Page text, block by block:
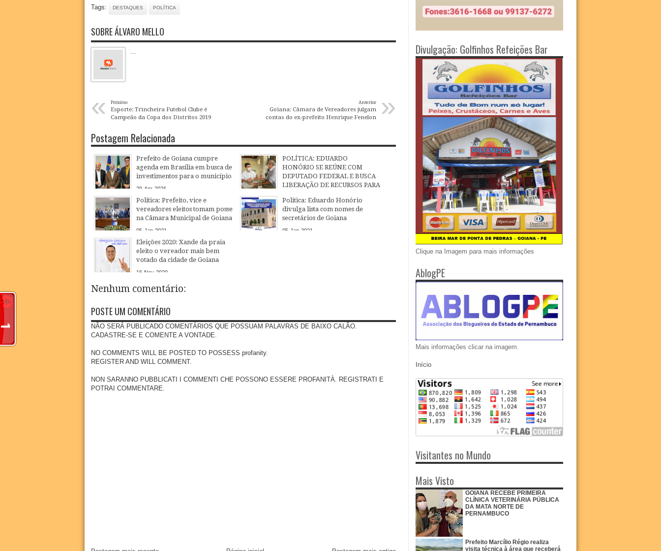
Tags: DESTAQUES POLÍTICA
SOBRE ÁLVARO MELLO
...
« Próximo
Esporte: Trincheira Futebol Clube é
Campeão da Copa dos Distritos 2019
»
Anterior
Goiana: Câmara de Vereadores julgam
contas do ex-prefeito Henrique Fenelon
Postagem Relacionada
Prefeito de Goiana cumpre
agenda em Brasília em busca de
investimentos para o município
29 Apr 2026
POLÍTICA: EDUARDO
HONÓRIO SE REÚNE COM
DEPUTADO FEDERAL E BUSCA
LIBERAÇÃO DE RECURSOS PARA
08 Nov 2021
Política: Prefeito, vice e
vereadores eleitos tomam posse
na Câmara Municipal de Goiana
05 Jan 2021
Politica: Eduardo Honório
divulga lista com nomes de
secretários de Goiana
05 Jan 2021
Eleições 2020: Xande da praia
eleito o vereador mais bem
votado da cidade de Goiana
16 Nov 2020
Nenhum comentário:
POSTE UM COMENTÁRIO
NÃO SERÁ PUBLICADO COMENTÁRIOS QUE POSSUAM PALAVRAS DE BAIXO CALÃO.
CADASTRE-SE E COMENTE A VONTADE.
NO COMMENTS WILL BE POSTED TO POSSESS profanity.
REGISTER AND WILL COMMENT.
NON SARANNO PUBBLICATI I COMMENTI CHE POSSONO ESSERE PROFANITÀ. REGISTRATI E
POTRAI COMMENTARE.
Divulgação: Golfinhos Refeições Bar
Clique na Imagem para mais informações
AblogPE
Mais informações clicar na imagem.
Início
Visitantes no Mundo
Mais Visto
GOIANA RECEBE PRIMEIRA
CLÍNICA VETERINÁRIA PÚBLICA
DA MATA NORTE DE
PERNAMBUCO
Prefeito Marcílio Régio realiza
visita técnica à área que receberá